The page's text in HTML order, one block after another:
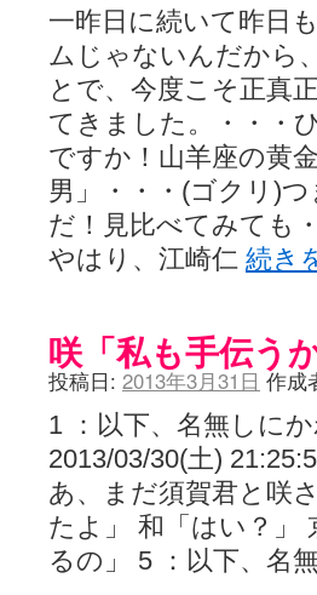
一昨日に続いて昨日
ムじゃないんだから
とで、今度こそ正真
てきました。・・・
ですか！山羊座の黄
男」・・・(ゴクリ)
だ！見比べてみても
やはり、江崎仁 続き
咲「私も手伝う
投稿日: 2013年3月31日 作成
1 ：以下、名無しに
2013/03/30(土)
あ、まだ須賀君と咲
たよ」 和「はい？
るの」 5 ：以下、